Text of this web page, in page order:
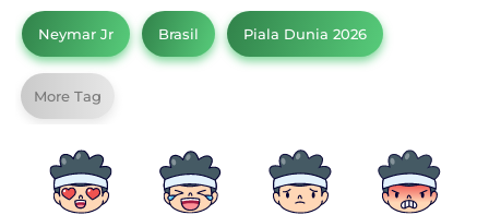
Neymar Jr Brasil Piala Dunia 2026
More Tag